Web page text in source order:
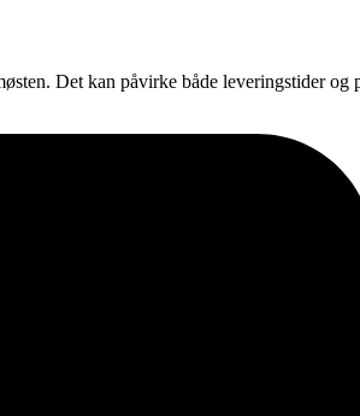
Det kan påvirke både leveringstider